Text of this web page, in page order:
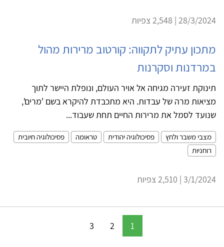
28/3/2024 | 2,548 צפיות
מתכון עתיק לתקווה: קורטוב מרירות מהול
במרדנות וסקרנות
תינוקת זעירה מגיחה אל אויר העולם, ונופלת היישר לתוך
מציאות מרה של עבדות. היא מתכבדת להיקרא בשם 'מרים',
שנועד לסמל את מרירות החיים תחת שעבוד...
מצבי משבר ולחץ פסיכולוגיה יהודית טראומה
פסיכולוגיה חיובית
רוחניות
3/1/2024 | 2,510 צפיות
1
2
3